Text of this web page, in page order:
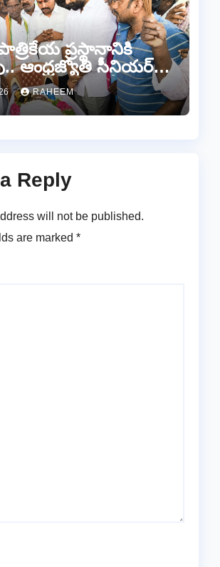
పాత్రికేయ ప్రస్థానానికి
ఆంధ్రజ్యోతి సీనియర్
సల్ల ఆశన్నకు కన్నీటి
RAHEEM
Reply
will not be published.
are marked *